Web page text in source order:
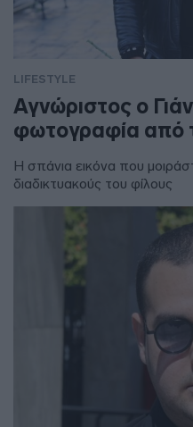
LIFESTYLE
Αγνώριστος ο
φωτογραφία από
Η σπάνια εικόνα που
διαδικτυακούς του φίλους